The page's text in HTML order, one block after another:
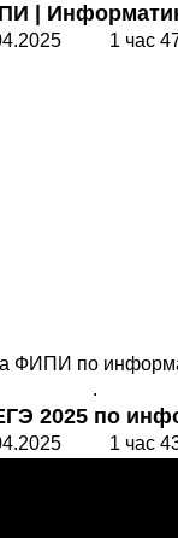
1 час
ФИПИ по
.
2025 по
1 час